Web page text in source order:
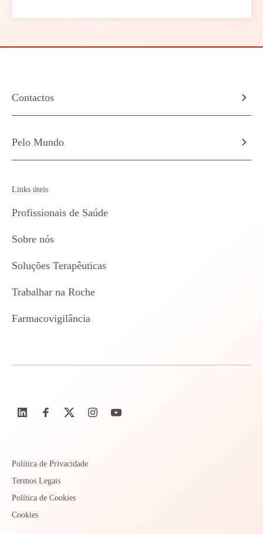
Contactos
Pelo Mundo
Links úteis
Profissionais de Saúde
Sobre nós
Soluções Terapêuticas
Trabalhar na Roche
Farmacovigilância
Política de Privacidade
Termos Legais
Política de Cookies
Cookies